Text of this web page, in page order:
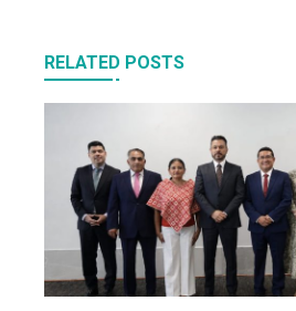
RELATED POSTS